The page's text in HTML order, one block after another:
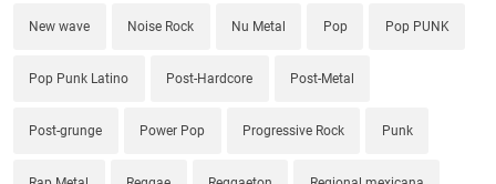
New wave Noise Rock Nu Metal Pop Pop PUNK
Pop Punk Latino Post-Hardcore Post-Metal
Post-grunge Power Pop Progressive Rock Punk